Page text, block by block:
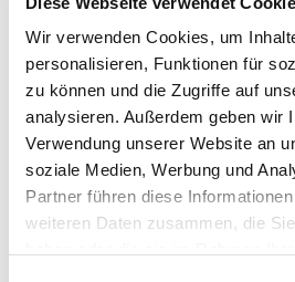
Wir verwenden Cookies, um
personalisieren, Funktionen für
zu können und die Zugriffe auf
analysieren. Außerdem geben wir
Verwendung unserer Website an
soziale Medien, Werbung und
Partner führen diese
weiteren Daten zusammen, die